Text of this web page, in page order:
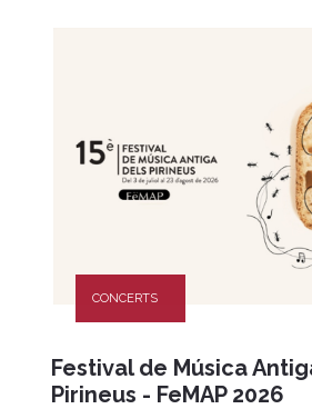
CONCERTS
Festival de Música
Pirineus - FeMAP 2026